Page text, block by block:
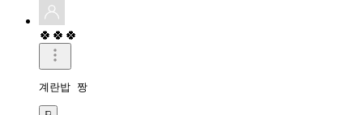
🍀🍀🍀
계란밥 짱